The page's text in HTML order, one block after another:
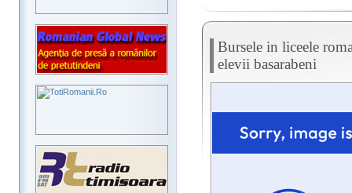
Bursele in liceele
elevii basarabeni